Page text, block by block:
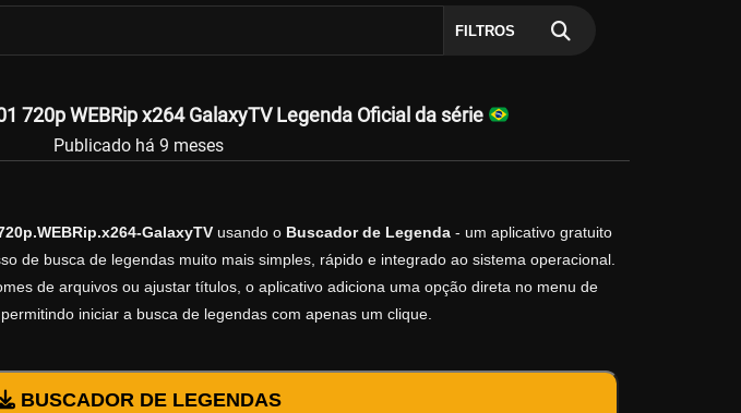
FILTROS
720p WEBRip x264 GalaxyTV Legenda Oficial da série
Publicado há 9 meses
GalaxyTVusando o Buscador de Legenda- um aplicativo gratuito
de busca de legendas muito mais simples, rápido e integrado ao sistema operacional.
de arquivos ou ajustar títulos, o aplicativo adiciona uma opção direta no menu de
iniciar a busca de legendas com apenas um clique.
BUSCADOR DE LEGENDAS